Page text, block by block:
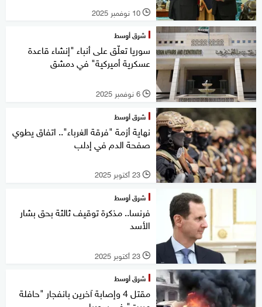
l 10 نوفمبر 2025
شرق أوسط
سوريا تعلّق على أنباء "إنشاء قاعدة
عسكرية أميركية" في دمشق
l 6 نوفمبر 2025
شرق أوسط
نهاية أزمة "فرقة الغرباء".. اتفاق يطوي
صفحة الدم في إدلب
l 23 أكتوبر 2025
شرق أوسط
فرنسا.. مذكرة توقيف ثالثة بحق بشار
الأسد
l 23 أكتوبر 2025
شرق أوسط
مقتل 4 وإصابة آخرين بانفجار "حافلة